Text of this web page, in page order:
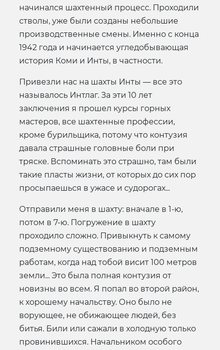
начинался шахтенный процесс. Проходили
стволы, уже были созданы небольшие
производственные смены. Именно с конца
1942 года и начинается угледобывающая
история Коми и Инты, в частности.
Привезли нас на шахты Инты — все это
называлось Интлаг. За эти 10 лет
заключения я прошел курсы горных
мастеров, все шахтенные профессии,
кроме бурильщика, потому что контузия
давала страшные головные боли при
тряске. Вспоминать это страшно, там были
такие пласты жизни, от которых до сих пор
просыпаешься в ужасе и судорогах...
Отправили меня в шахту: вначале в 1-ю,
потом в 7-ю. Погружение в шахту
проходило сложно. Привыкнуть к самому
подземному существованию и подземным
работам, когда над тобой висит 100 метров
земли... Это была полная контузия от
новизны во всем. Я попал во второй район,
к хорошему начальству. Оно было не
ворующее, не обижающее людей, без
битья. Били или сажали в холодную только
провинившихся. Начальником особого